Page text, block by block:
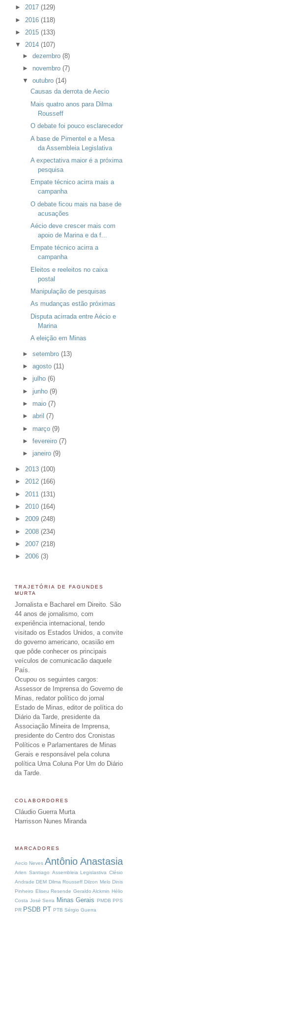
► 2017 (129)
► 2016 (118)
► 2015 (133)
▼ 2014 (107)
►dezembro(8)
► novembro(7)
▼outubro(14)
Causas da derrota de Aecio
Mais quatro anos para Dilma
Rousseff
O debate foi pouco esclarecedor
A base de Pimentel e a Mesa
da Assembleia Legislativa
A expectativa maior é a próxima
pesquisa
Empate técnico acirra mais a
campanha
O debate ficou mais na base de
acusações
Aécio deve crescer mais com
apoio de Marina e da f...
Empate técnico acirra a
campanha
Eleitos e reeleitos no caixa
postal
Manipulação de pesquisas
As mudanças estão próximas
Disputa acirrada entre Aécio e
Marina
A eleição em Minas
►setembro(13)
►agosto(11)
► julho(6)
► junho(9)
► maio(7)
►abril(7)
► março(9)
►fevereiro(7)
► janeiro(9)
► 2013 (100)
► 2012 (166)
► 2011 (131)
► 2010 (164)
► 2009 (248)
► 2008 (234)
► 2007 (218)
► 2006 (3)
TRAJETÓRIA DE FAGUNDES
MURTA
Jornalista e Bacharel em Direito. São
44 anos de jornalismo, com
experiência internacional, tendo
visitado os Estados Unidos, a convite
do governo americano, ocasião em
que pôde conhecer os principais
veículos de comunicacão daquele
País.
Ocupou os seguintes cargos:
Assessor de Imprensa do Governo de
Minas, redator político do jornal
Estado de Minas, editor de política do
Diário da Tarde, presidente da
Associação Mineira de Imprensa,
presidente do Centro dos Cronistas
Políticos e Parlamentares de Minas
Gerais e responsável pela coluna
política Uma Coluna Por Um do Diário
da Tarde.
COLABORDORES
Cláudio Guerra Murta
Harrisson Nunes Miranda
MARCADORES
Aecio Neves Antônio Anastasia
Arlen Santiago Assembleia Legislastiva Clésio
Andrade DEM Dilma Rousseff Dilzon Melo Dinis
Pinheiro Eliseu Resende Geraldo Alckmin Hélio
Costa José Serra Minas Gerais PMDB PPS
PR PSDB PT PTB Sérgio Guerra